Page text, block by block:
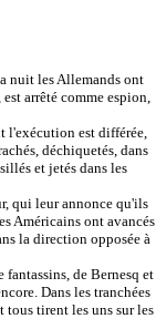
nuit les Allemands ont
arrêté comme espion,
l'exécution est différée,
déchiquetés, dans
et jetés dans les
qui leur annonce qu'ils
Américains ont avancés
la direction opposée à
fantassins, de Bernesq et
Dans les tranchées
tous tirent les uns sur les